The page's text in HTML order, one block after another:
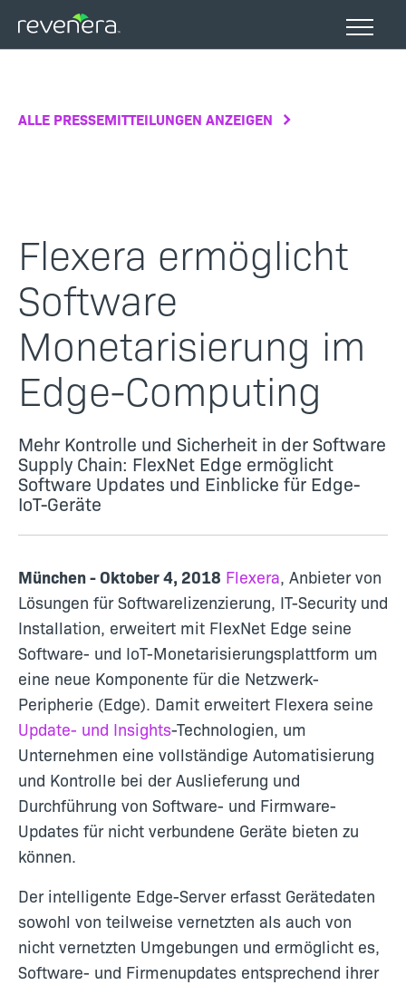
zum
Inhalt
ALLE PRESSEMITTEILUNGEN ANZEIGEN
Flexera ermöglicht
Software
Monetarisierung im
Edge-Computing
Mehr Kontrolle und Sicherheit in der Software
Supply Chain: FlexNet Edge ermöglicht
Software Updates und Einblicke für Edge-
IoT-Geräte
München - Oktober 4, 2018 Flexera, Anbieter von
Lösungen für Softwarelizenzierung, IT-Security und
Installation, erweitert mit FlexNet Edge seine
Software- und IoT-Monetarisierungsplattform um
eine neue Komponente für die Netzwerk-
Peripherie (Edge). Damit erweitert Flexera seine
Update- und Insights-Technologien, um
Unternehmen eine vollständige Automatisierung
und Kontrolle bei der Auslieferung und
Durchführung von Software- und Firmware-
Updates für nicht verbundene Geräte bieten zu
können.
Der intelligente Edge-Server erfasst Gerätedaten
sowohl von teilweise vernetzten als auch von
nicht vernetzten Umgebungen und ermöglicht es,
Software- und Firmenupdates entsprechend ihrer